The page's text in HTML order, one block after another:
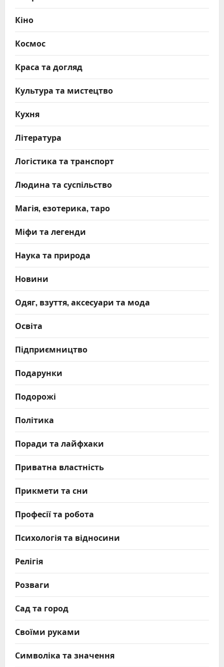
Кіно
Космос
Краса та догляд
Культура та мистецтво
Кухня
Література
Логістика та транспорт
Людина та суспільство
Магія, езотерика, таро
Міфи та легенди
Наука та природа
Новини
Одяг, взуття, аксесуари та мода
Освіта
Підприємництво
Подарунки
Подорожі
Політика
Поради та лайфхаки
Приватна властність
Прикмети та сни
Професії та робота
Психологія та відносини
Релігія
Розваги
Сад та город
Своїми руками
Символіка та значення